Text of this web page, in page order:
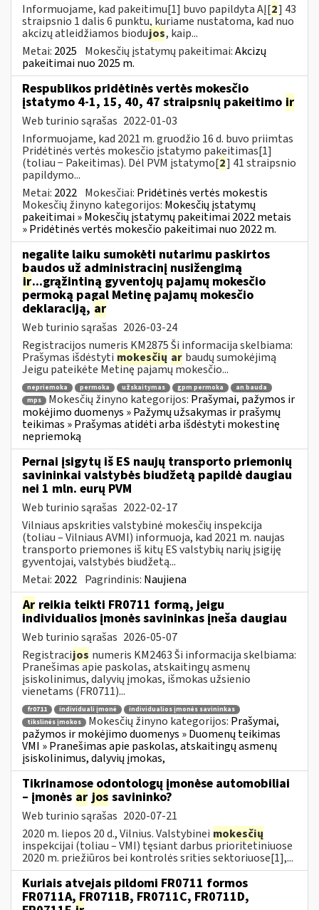
Informuojame, kad pakeitimu[1] buvo papildyta AĮ[2] 43
straipsnio 1 dalis 6 punktu, kuriame nustatoma, kad nuo
akcizų atleidžiamos biodujos, kaip...
Metai: 2025 Mokesčių įstatymų pakeitimai:Akcizų
pakeitimai nuo 2025 m.
Respublikos pridėtinės vertės mokesčio
įstatymo 4-1, 15, 40, 47 straipsnių pakeitimo ir
Web turinio sąrašas 2022-01-03
Informuojame, kad 2021 m. gruodžio 16 d. buvo priimtas
Pridėtinės vertės mokesčio įstatymo pakeitimas[1]
(toliau − Pakeitimas). Dėl PVM įstatymo[2] 41 straipsnio
papildymo...
Metai: 2022 Mokesčiai: Pridėtinės vertės mokestis
Mokesčių žinyno kategorijos: Mokesčių įstatymų
pakeitimai » Mokesčių įstatymų pakeitimai 2022 metais
» Pridėtinės vertės mokesčio pakeitimai nuo 2022 m.
negalite laiku sumokėti nutarimu paskirtos
baudos už administracinį nusižengimą
ir...grąžintiną gyventojų pajamų mokesčio
permoką pagal Metinę pajamų mokesčio
deklaraciją, ar
Web turinio sąrašas 2026-03-24
Registracijos numeris KM2875 Ši informacija skelbiama:
Prašymas išdėstyti mokesčių ar baudų sumokėjimą
Jeigu pateikėte Metinę pajamų mokesčio...
nepriemoka permoka užskaitymas gpm permoka
an bauda
mps
Mokesčių žinyno kategorijos: Prašymai, pažymos ir
mokėjimo duomenys » Pažymų užsakymas ir prašymų
teikimas » Prašymas atidėti arba išdėstyti mokestinę
nepriemoką
Pernai įsigytų iš ES naujų transporto priemonių
savininkai valstybės biudžetą papildė daugiau
nei 1 mln. eurų PVM
Web turinio sąrašas 2022-02-17
Vilniaus apskrities valstybinė mokesčių inspekcija
(toliau – Vilniaus AVMI) informuoja, kad 2021 m. naujas
transporto priemones iš kitų ES valstybių narių įsigiję
gyventojai, valstybės biudžetą...
Metai: 2022 Pagrindinis: Naujiena
Ar reikia teikti FR0711 formą, jeigu
individualios įmonės savininkas įneša daugiau
Web turinio sąrašas 2026-05-07
Registracijos numeris KM2463 Ši informacija skelbiama:
Pranešimas apie paskolas, atskaitingų asmenų
įsiskolinimus, dalyvių įmokas, išmokas užsienio
vienetams (FR0711)...
fr0711 individuali įmonė
individualios įmonės savininkas
tikslinės įmokos
Mokesčių žinyno kategorijos: Prašymai,
pažymos ir mokėjimo duomenys » Duomenų teikimas
VMI » Pranešimas apie paskolas, atskaitingų asmenų
įsiskolinimus, dalyvių įmokas,
Tikrinamose odontologų įmonėse automobiliai
– įmonės ar jos savininko?
Web turinio sąrašas 2020-07-21
2020 m. liepos 20 d., Vilnius. Valstybinei mokesčių
inspekcijai (toliau – VMI) tęsiant darbus prioritetiniuose
2020 m. priežiūros bei kontrolės srities sektoriuose[1],...
Kuriais atvejais pildomi FR0711 formos
FR0711A, FR0711B, FR0711C, FR0711D,